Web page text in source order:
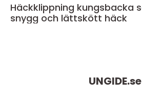
Häckklippning kungsbacka så får du en tät,
snygg och lättskött häck
UNGIDE.se